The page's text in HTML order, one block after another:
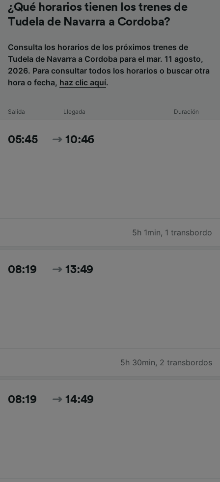
¿Qué horarios tienen los trenes de
Tudela de Navarra a Cordoba?
Consulta los horarios de los próximos trenes de
Tudela de Navarra a Cordoba para el mar. 11 agosto,
2026. Para consultar todos los horarios o buscar otra
hora o fecha, haz clic aquí.
Salida Llegada Duración
05:45 10:46
5h 1min, 1 transbordo
08:19 13:49
5h 30min, 2 transbordos
08:19 14:49